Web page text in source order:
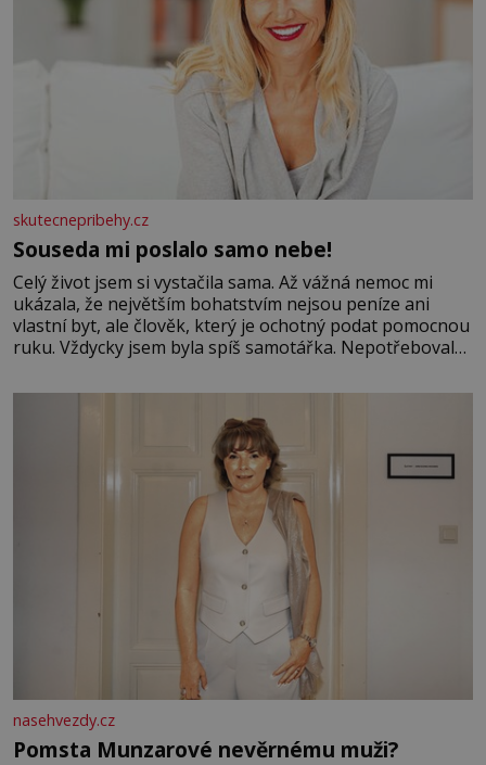
skutecnepribehy.cz
Souseda mi poslalo samo nebe!
Celý život jsem si vystačila sama. Až vážná nemoc mi
ukázala, že největším bohatstvím nejsou peníze ani
vlastní byt, ale člověk, který je ochotný podat pomocnou
ruku. Vždycky jsem byla spíš samotářka. Nepotřebovala
mi knihy, práce a hlavně klid. Hned po studiích jsem
nasehvezdy.cz
Pomsta Munzarové nevěrnému muži?